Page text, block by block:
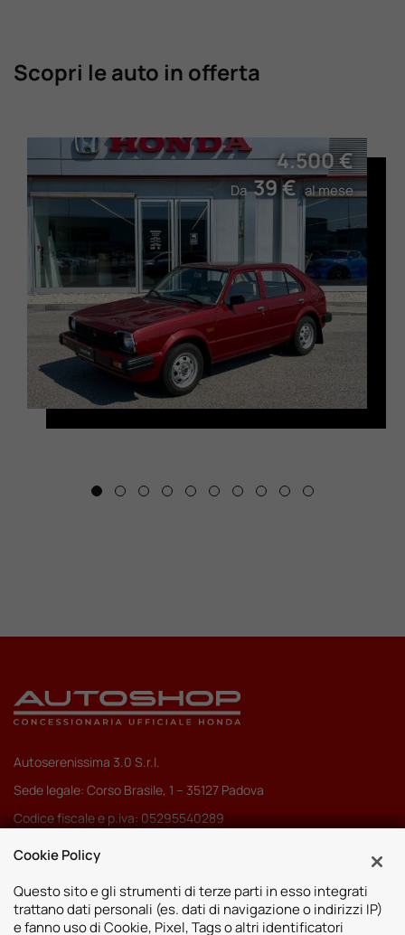
Scopri le auto in offerta
4.500 €
Da39 €al mese
Autoserenissima 3.0 S.r.l.
Sede legale: Corso Brasile, 1 – 35127 Padova
Codice fiscale e p.iva: 05295540289
Pec:autoserenissima3.0srl@legalmail.it
Cookie Policy
Questo sito e gli strumenti di terze parti in esso integrati
trattano dati personali (es. dati di navigazione o indirizzi IP)
e fanno uso di Cookie, Pixel, Tags o altri identificatori